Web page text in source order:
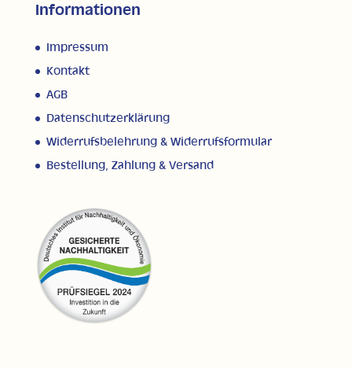
Informationen
Impressum
Kontakt
AGB
Datenschutzerklärung
Widerrufsbelehrung & Widerrufsformular
Bestellung, Zahlung & Versand